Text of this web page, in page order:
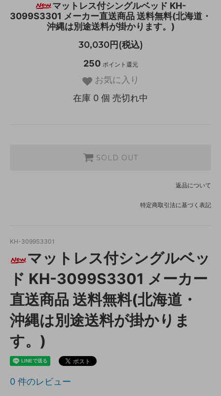
マットレス付シングルベッド KH-
3099S3301 メーカー直送商品 送料無料(北海道・
沖縄は別途送料が掛かります。)
30,030円(税込)
250 ポイント還元
お気に入り
在庫 0 個 売切れ中
SOLD OUT
返品について
特定商取引法に基づく表記
KH-3099S3301
マットレス付シングルベッ
ド KH-3099S3301 メーカー
直送商品 送料無料(北海道・
沖縄は別途送料が掛かりま
す。)
0 件のレビュー